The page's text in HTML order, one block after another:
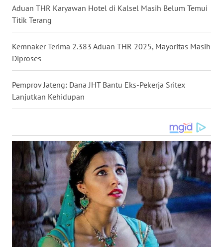
Aduan THR Karyawan Hotel di Kalsel Masih Belum Temui
Titik Terang
Kemnaker Terima 2.383 Aduan THR 2025, Mayoritas Masih
Diproses
Pemprov Jateng: Dana JHT Bantu Eks-Pekerja Sritex
Lanjutkan Kehidupan
DANAU
TOBA
WN
NIAS
LANGKAT
WN
TAPANULI
SELATAN
WN
TANJUNG
LESUNG